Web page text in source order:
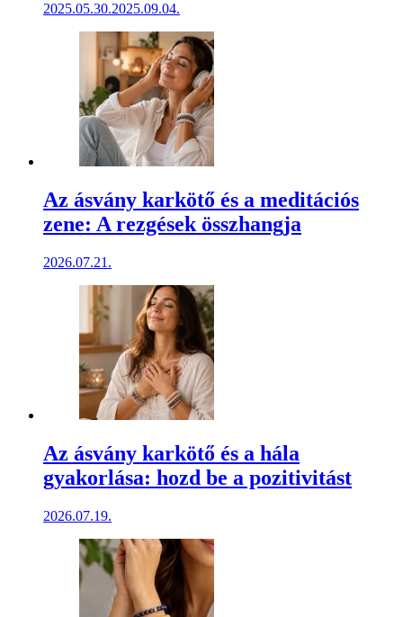
2025.05.30.2025.09.04.
Az ásvány karkötő és a meditációs
zene: A rezgések összhangja
2026.07.21.
Az ásvány karkötő és a hála
gyakorlása: hozd be a pozitivitást
2026.07.19.